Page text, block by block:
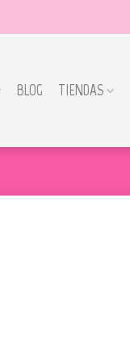
BLOG TIENDAS